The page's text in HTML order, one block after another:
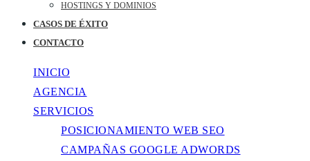
HOSTINGS Y DOMINIOS
CASOS DE ÉXITO
CONTACTO
INICIO
AGENCIA
SERVICIOS
POSICIONAMIENTO WEB SEO
CAMPAÑAS GOOGLE ADWORDS